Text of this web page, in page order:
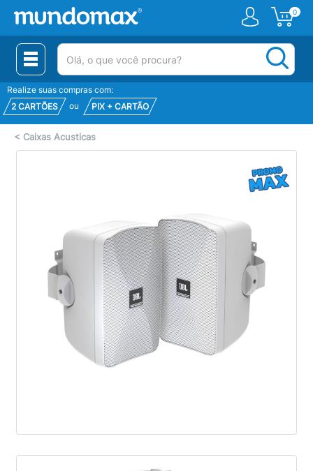
0
(pesquisar)
Realize suas compras com:
2 CARTÕES
ou PIX + CARTÃO
< Caixas Acusticas